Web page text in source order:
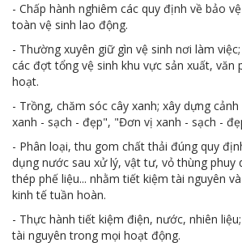
MTS: 5 NĂM - TỪ ĐẠI HỘI ĐẾN
Cách phòng chống covid-19 tại
Cominlub: Dấu ấn 20 năm 12/11
- Chấp hành nghiêm các quy định về bảo
toàn vệ sinh lao động.
- Thường xuyên giữ gìn vệ sinh nơi làm
các đợt tổng vệ sinh khu vực sản xuất, văn
hoạt.
- Trồng, chăm sóc cây xanh; xây dựng
xanh - sạch - đẹp", "Đơn vị xanh - sạch -
- Phân loại, thu gom chất thải đúng quy
dụng nước sau xử lý, vật tư, vỏ thùng phuy
thép phế liệu... nhằm tiết kiệm tài nguyên
kinh tế tuần hoàn.
- Thực hành tiết kiệm điện, nước, nhiên
tài nguyên trong mọi hoạt động.